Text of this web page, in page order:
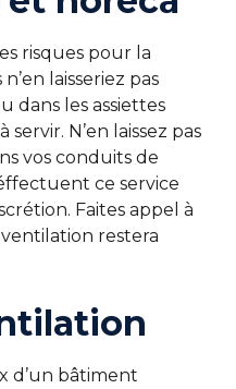
risques pour la
laisseriez pas
dans les assiettes
N’en laissez pas
vos conduits de
ce service
Faites appel à
restera
d’un bâtiment